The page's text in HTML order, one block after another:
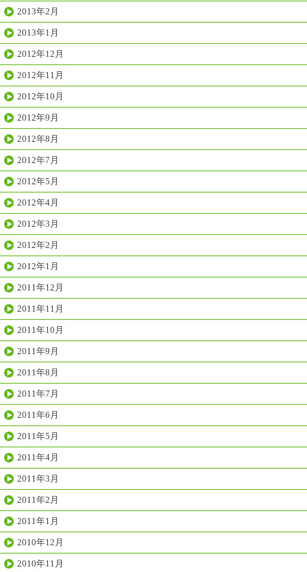
2013年2月
2013年1月
2012年12月
2012年11月
2012年10月
2012年9月
2012年8月
2012年7月
2012年5月
2012年4月
2012年3月
2012年2月
2012年1月
2011年12月
2011年11月
2011年10月
2011年9月
2011年8月
2011年7月
2011年6月
2011年5月
2011年4月
2011年3月
2011年2月
2011年1月
2010年12月
2010年11月